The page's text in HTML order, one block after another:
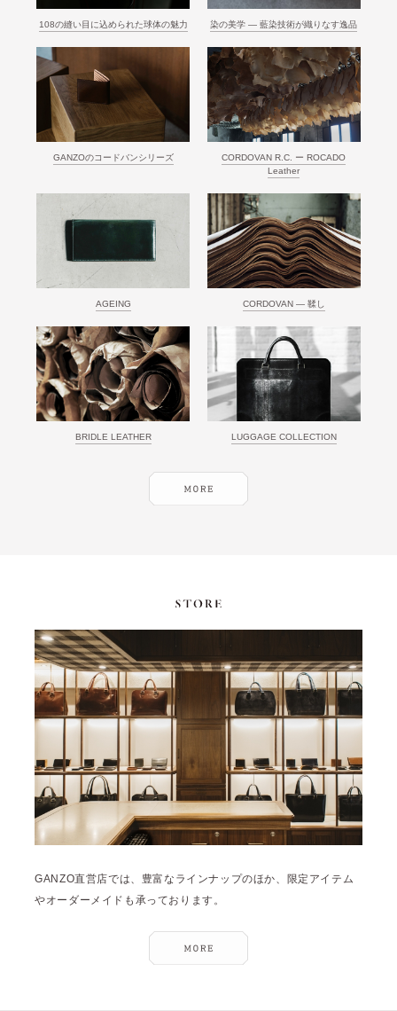
108の縫い目に込められた球体の魅力 染の美学 ― 藍染技術が織りなす逸品
GANZOのコードバンシリーズ
CORDOVAN R.C. ー ROCADO
Leather
AGEING CORDOVAN ― 鞣し
BRIDLE LEATHER LUGGAGE COLLECTION
GANZO直営店では、豊富なラインナップのほか、限定アイテム
やオーダーメイドも承っております。